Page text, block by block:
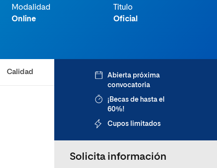
Modalidad
Online
Titulo
Oficial
Calidad
Abierta próxima
convocatoria
¡Becas de hasta el
60%!
Cupos limitados
Solicita información